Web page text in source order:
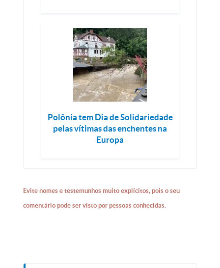
Polônia tem Dia de Solidariedade
pelas vítimas das enchentes na
Europa
Evite nomes e testemunhos muito explícitos, pois o seu
comentário pode ser visto por pessoas conhecidas.